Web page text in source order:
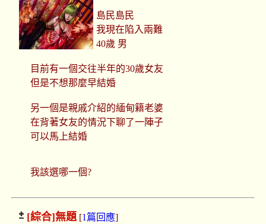
島民島民
我現在陷入兩難
40歲 男
目前有一個交往半年的30歲女友
但是不想那麼早結婚
另一個是親戚介紹的緬甸籍老婆
在背著女友的情況下聊了一陣子
可以馬上結婚
我該選哪一個?
[綜合]無題[1篇回應]